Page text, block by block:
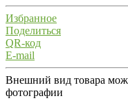
Избранное
Поделиться
QR-код
E-mail
Внешний вид товара
фотографии